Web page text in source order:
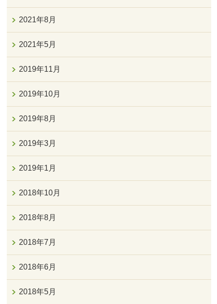
2021年8月
2021年5月
2019年11月
2019年10月
2019年8月
2019年3月
2019年1月
2018年10月
2018年8月
2018年7月
2018年6月
2018年5月